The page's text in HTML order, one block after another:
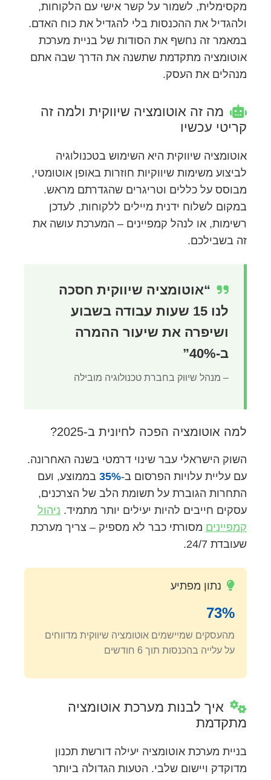
מקסימלית, לשמור על קשר אישי עם הלקוחות,
ולהגדיל את ההכנסות בלי להגדיל את כוח האדם.
במאמר זה נחשף את הסודות של בניית מערכת
אוטומציה מתקדמת שתשנה את הדרך שבה אתם
מנהלים את העסק.
מה זה אוטומציה שיווקית ולמה זה
קריטי עכשיו
אוטומציה שיווקית היא השימוש בטכנולוגיה
לביצוע משימות שיווקיות חוזרות באופן אוטומטי,
מבוסס על כללים וטריגרים שהגדרתם מראש.
במקום לשלוח ידנית מיילים ללקוחות, לעדכן
רשימות, או לנהל קמפיינים – המערכת עושה את
זה בשבילכם.
“אוטומציה שיווקית חסכה
לנו 15 שעות עבודה בשבוע
ושיפרה את שיעור ההמרה
ב-40%”
– מנהל שיווק בחברת טכנולוגיה מובילה
למה אוטומציה הפכה לחיונית ב-2025?
השוק הישראלי עבר שינוי דרמטי בשנה האחרונה.
עם עליית עלויות הפרסום ב-35% בממוצע, ועם
התחרות הגוברת על תשומת הלב של הצרכנים,
עסקים חייבים להיות יעילים יותר מתמיד. ניהול
קמפיינים מסורתי כבר לא מספיק – צריך מערכת
שעובדת 24/7.
נתון מפתיע
73%
מהעסקים שמיישמים אוטומציה שיווקית מדווחים
על עלייה בהכנסות תוך 6 חודשים
איך לבנות מערכת אוטומציה
מתקדמת
בניית מערכת אוטומציה יעילה דורשת תכנון
מדוקדק ויישום שלבי. הטעות הגדולה ביותר